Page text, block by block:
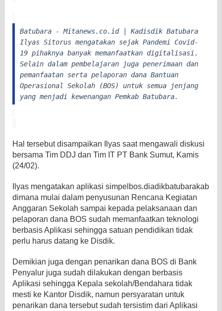
Batubara - Mitanews.co.id | Kadisdik Batubara
Ilyas Sitorus mengatakan sejak Pandemi Covid-
19 pihaknya banyak memanfaatkan digitalisasi.
Selain dalam pembelajaran juga penerimaan dan
pemanfaatan serta pelaporan dana Bantuan
Operasional Sekolah (BOS) untuk semua jenjang
yang menjadi kewenangan Pemkab Batubara.
Hal tersebut disampaikan Ilyas saat mengawali diskusi
bersama Tim DDJ dan Tim IT PT Bank Sumut, Kamis
(24/02).
Ilyas mengatakan aplikasi simpelbos.diadikbatubarakab
dimana mulai dalam penyusunan Rencana Kegiatan
Anggaran Sekolah sampai kepada pelaksanaan dan
pelaporan dana BOS sudah memanfaatkan teknologi
berbasis Aplikasi sehingga satuan pendidikan tidak
perlu harus datang ke Disdik.
Demikian juga dengan penarikan dana BOS di Bank
Penyalur juga sudah dilakukan dengan berbasis
Aplikasi sehingga Kepala sekolah/Bendahara tidak
mesti ke Kantor Disdik, namun persyaratan untuk
penarikan dana tersebut sudah tersistim dari Aplikasi